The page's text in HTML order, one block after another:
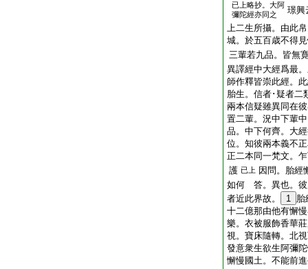
已上略抄。大阿
彌陀經亦同之
璟興
上二生所攝。由此
城。於五百歳不得
三輩若九品。皆無
異譯經中大經爲最
師作釋皆崇此經。
胎生。信者･疑者二
兩本信疑雖異同在
置二輩。況中下輩
品。中下何齊。大
位。知彼兩本義不
正二本同一梵文。
護 已上 因問。胎經
如何 答。異也。彼
者近此界故。
1 胎
十二億那由他有懈
樂。衣被服飾香華
視。寶床隨轉。北
發意衆生欲生阿彌
懈慢國土。不能前